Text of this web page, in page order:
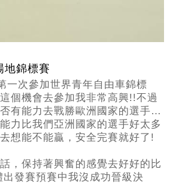
地錦標賽
一次參加世界青年自由車錦標
個機會去參加我非常高興!!不過
有能力去戰勝歐洲國家的選手…
力比我們亞洲國家的選手好太多
想能不能贏，安全完賽就好了!
，保持著興奮的感覺去好好的比
發賽預賽中我沒成功晉級決